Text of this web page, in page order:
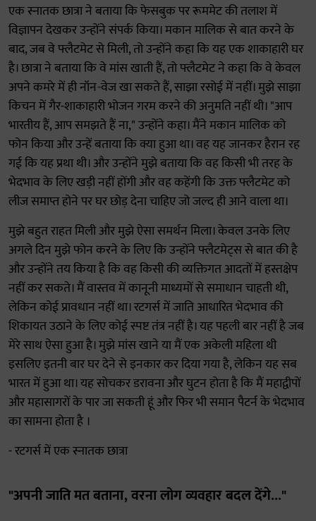
एक स्नातक छात्रा ने बताया कि फेसबुक पर रूममेट की तलाश में
विज्ञापन देखकर उन्होंने संपर्क किया। मकान मालिक से बात करने के
बाद, जब वे फ्लैटमेट से मिली, तो उन्होंने कहा कि यह एक शाकाहारी घर
है। छात्रा ने बताया कि वे मांस खाती हैं, तो फ्लैटमेट ने कहा कि वे केवल
अपने कमरे में ही नॉन-वेज खा सकते हैं, साझा रसोई में नहीं। मुझे साझा
किचन में गैर-शाकाहारी भोजन गरम करने की अनुमति नहीं थी। "आप
भारतीय हैं, आप समझते हैं ना," उन्होंने कहा। मैंने मकान मालिक को
फोन किया और उन्हें बताया कि क्या हुआ था। वह यह जानकर हैरान रह
गई कि यह प्रथा थी। और उन्होंने मुझे बताया कि वह किसी भी तरह के
भेदभाव के लिए खड़ी नहीं होंगी और वह कहेंगी कि उक्त फ्लैटमेट को
लीज समाप्त होने पर घर छोड़ देना चाहिए जो जल्द ही आने वाला था।
मुझे बहुत राहत मिली और मुझे ऐसा समर्थन मिला। केवल उनके लिए
अगले दिन मुझे फोन करने के लिए कि उन्होंने फ्लैटमेट्स से बात की है
और उन्होंने तय किया है कि वह किसी की व्यक्तिगत आदतों में हस्तक्षेप
नहीं कर सकते। मैं वास्तव में कानूनी माध्यमों से समाधान चाहती थी,
लेकिन कोई प्रावधान नहीं था। रटगर्स में जाति आधारित भेदभाव की
शिकायत उठाने के लिए कोई स्पष्ट तंत्र नहीं है। यह पहली बार नहीं है जब
मेरे साथ ऐसा हुआ है। मुझे मांस खाने या मैं एक अकेली महिला थी
इसलिए इतनी बार घर देने से इनकार कर दिया गया है, लेकिन यह सब
भारत में हुआ था। यह सोचकर डरावना और घुटन होता है कि मैं महाद्वीपों
और महासागरों के पार जा सकती हूं और फिर भी समान पैटर्न के भेदभाव
का सामना होता है ।
- रटगर्स में एक स्नातक छात्रा
"अपनी जाति मत बताना, वरना लोग व्यवहार बदल देंगे..."